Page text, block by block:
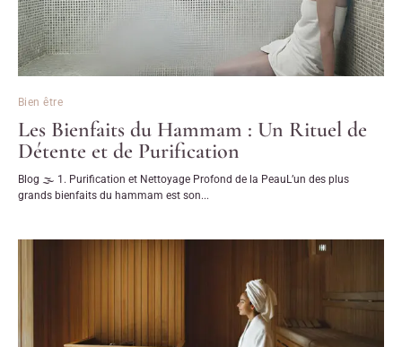
Bien être
Les Bienfaits du Hammam : Un Rituel de
Détente et de Purification
Blog 🌫 1. Purification et Nettoyage Profond de la PeauL’un des plus
grands bienfaits du hammam est son...